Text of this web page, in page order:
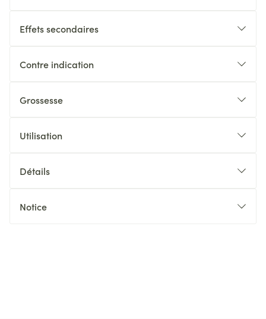
Effets secondaires
Contre indication
Grossesse
Utilisation
Détails
Notice